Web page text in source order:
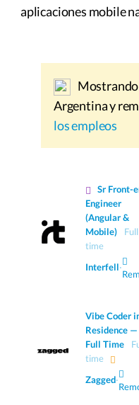
aplicaciones mobile
Mostrando
Argentina y
los empleos
Sr Front-
Engineer
(Angular &
Mobile)
Full
time
Interfell·
Vibe Coder
Residence —
Full Time
time
Zagged·